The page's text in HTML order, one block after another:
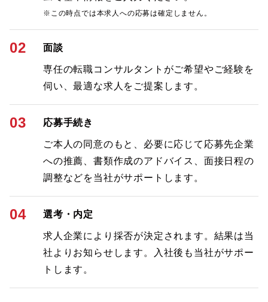
※この時点では本求人への応募は確定しません。
02 面談
専任の転職コンサルタントがご希望やご経験を
伺い、最適な求人をご提案します。
03 応募手続き
ご本人の同意のもと、必要に応じて応募先企業
への推薦、書類作成のアドバイス、面接日程の
調整などを当社がサポートします。
04 選考・内定
求人企業により採否が決定されます。結果は当
社よりお知らせします。入社後も当社がサポー
トします。